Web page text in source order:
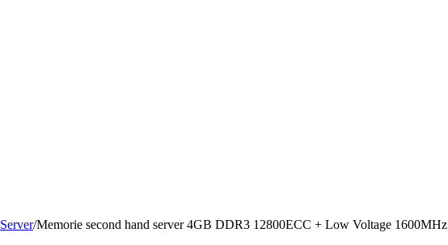
/Memorie second hand server 4GB DDR3 12800ECC + Low Voltage 1600MHz